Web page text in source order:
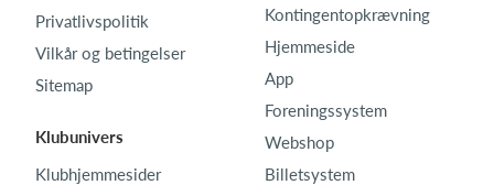
Privatlivspolitik
Vilkår og betingelser
Sitemap
Klubunivers
Klubhjemmesider
Kontingentopkrævning
Hjemmeside
App
Foreningssystem
Webshop
Billetsystem